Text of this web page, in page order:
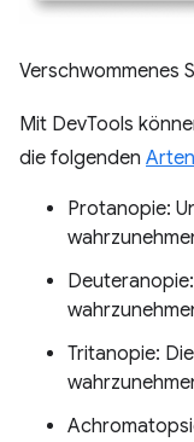
Verschwommenes
Mit DevTools
die folgenden
Protanopie:
Tritanopie: